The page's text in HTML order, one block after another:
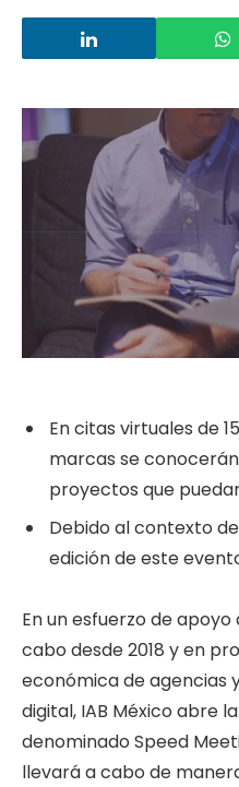
En citas virtuales de
marcas se
proyectos que
Debido al contexto
edición de este
En un esfuerzo de
cabo desde 2018 y en
económica de agencias
digital, IAB México abre
denominado Speed
llevará a cabo de